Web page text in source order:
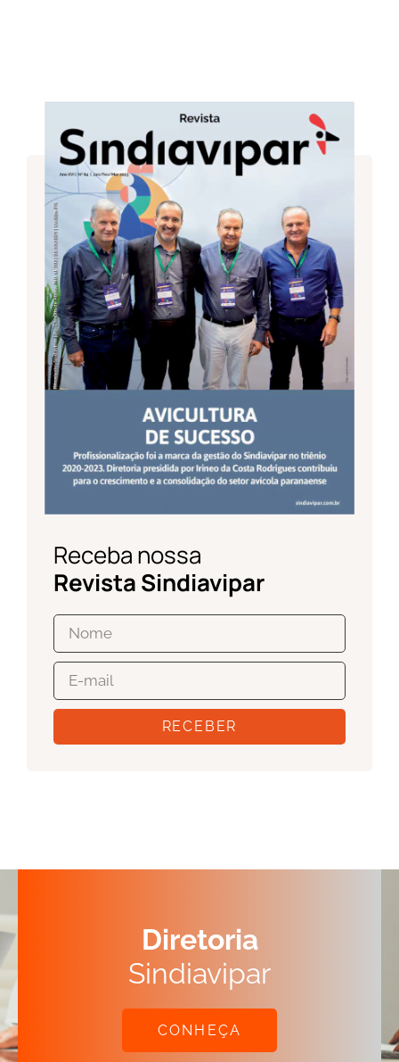
Receba nossa
Revista Sindiavipar
RECEBER
Diretoria
Sindiavipar
CONHEÇA